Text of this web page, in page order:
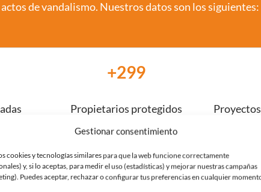
Gestionar consentimiento
cookies y tecnologías similares para que la web funcione correctamente
y, si lo aceptas, para medir el uso (estadísticas) y mejorar nuestras campañas
Puedes aceptar, rechazar o configurar tus preferencias en cualquier
actos de vandalismo. Nuestros datos son los siguientes:
+300
Propietarios protegidos